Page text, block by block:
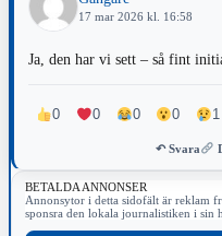
17 mar 2026 kl. 16:58
Ja, den har vi sett – så fint
0 0 0 0 1
↶ Svara
BETALDA ANNONSER
Annonsytor i detta sidofält är reklam
sponsra den lokala journalistiken i sin